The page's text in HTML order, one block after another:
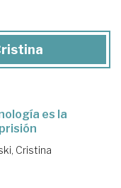
es la
Cristina